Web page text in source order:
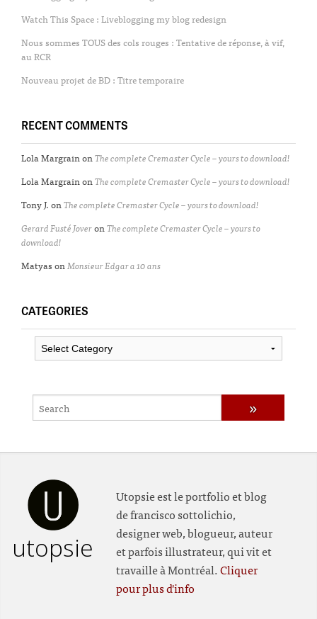
Watch This Space : Liveblogging my blog redesign
Nous sommes TOUS des cols rouges : Tentative de réponse, à vif,
au RCR
Nouveau projet de BD : Titre temporaire
RECENT COMMENTS
Lola MargrainonThe complete Cremaster Cycle – yours to download!
Lola MargrainonThe complete Cremaster Cycle – yours to download!
Tony J.onThe complete Cremaster Cycle – yours to download!
Gerard Fusté JoveronThe complete Cremaster Cycle – yours to
download!
MatyasonMonsieur Edgar a 10 ans
CATEGORIES
Categories
utopsie
Utopsie est le portfolio et blog
de francisco sottolichio,
designer web, blogueur, auteur
et parfois illustrateur, qui vit et
travaille à Montréal.Cliquer
pour plus d'info